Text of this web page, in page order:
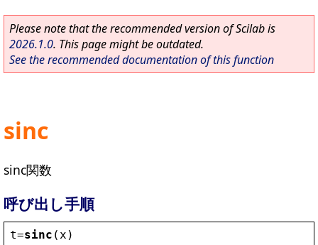
Please note that the recommended version of Scilab is
2026.1.0. This page might be outdated.
See the recommended documentation of this function
sinc
sinc関数
呼び出し手順
t=sinc ( x )